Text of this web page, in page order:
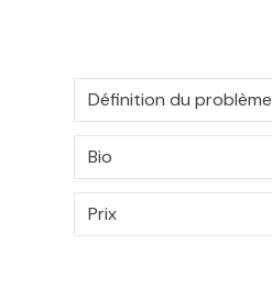
Définition du problème
Bio
Prix